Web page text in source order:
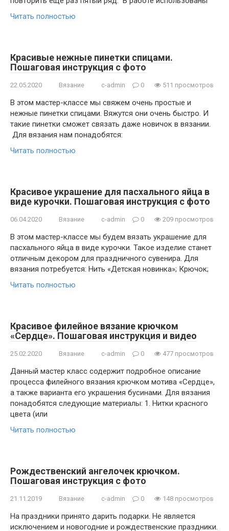
Читать полностью
Красивые нежные пинетки спицами.
Пошаговая инструкция с фото
22.05.2020 Вязание c-admin 0 511 просмотров
В этом мастер-классе мы свяжем очень простые и
нежные пинетки спицами. Вяжутся они очень быстро. И
такие пинетки сможет связать даже новичок в вязании.
Для вязания нам понадобятся:
Читать полностью
Красивое украшение для пасхального яйца в
виде курочки. Пошаговая инструкция с фото
06.04.2020 Вязание c-admin 0 209 просмотров
В этом мастер-классе мы будем вязать украшение для
пасхального яйца в виде курочки. Такое изделие станет
отличным декором для праздничного сувенира. Для
вязания потребуется: Нить «Детская новинка»; Крючок;
Читать полностью
Красивое филейное вязание крючком
«Сердце». Пошаговая инструкция и видео
25.02.2020 Вязание c-admin 0 477 просмотров
Данный мастер класс содержит подробное описание
процесса филейного вязания крючком мотива «Сердце»,
а также варианта его украшения бусинами. Для вязания
понадобятся следующие материалы: 1. Нитки красного
цвета (или
Читать полностью
Рождественский ангелочек крючком.
Пошаговая инструкция с фото
21.11.2019 Вязание c-admin 0 148 просмотров
На праздники принято дарить подарки. Не является
исключением и новогодние и рождественские праздники.